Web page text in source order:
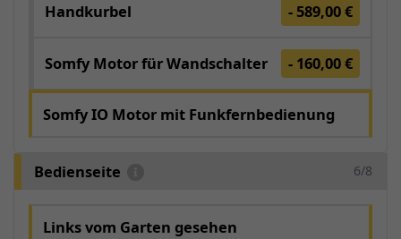
Handkurbel - 589,00 €
Somfy Motor für Wandschalter - 160,00 €
Somfy IO Motor mit Funkfernbedienung
Bedienseite 6/8
Links vom Garten gesehen